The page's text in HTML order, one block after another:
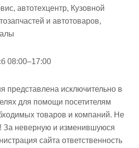
автотехцентр, Кузовной
и автотоваров,
08:00–17:00
представлена исключительно в
для помощи посетителям
товаров и компаний. Не
За неверную и изменившуюся
сайта ответственность